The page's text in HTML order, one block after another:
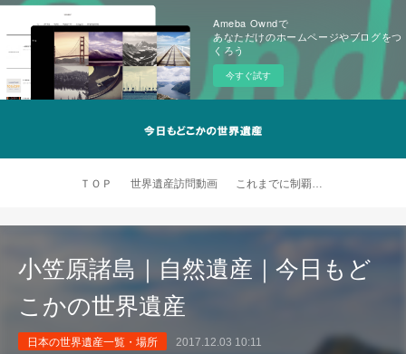
Ameba Owndで
あなただけのホームページやブログをつ
くろう
今すぐ試す
ＴＯＰ 世界遺産訪問動画 これまでに制覇した世界遺産
小笠原諸島｜自然遺産｜今日もど
こかの世界遺産
日本の世界遺産一覧・場所 2017.12.03 10:11